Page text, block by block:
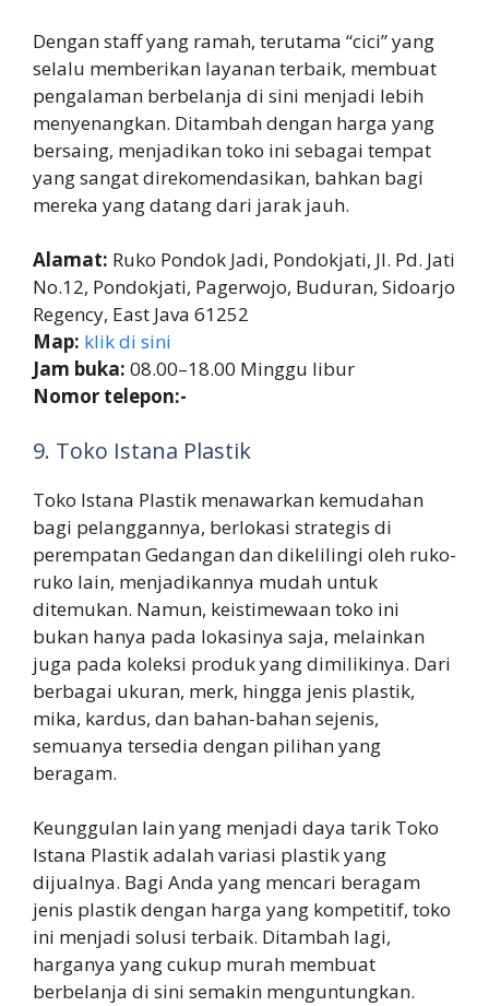
Dengan staff yang ramah, terutama “cici” yang
selalu memberikan layanan terbaik, membuat
pengalaman berbelanja di sini menjadi lebih
menyenangkan. Ditambah dengan harga yang
bersaing, menjadikan toko ini sebagai tempat
yang sangat direkomendasikan, bahkan bagi
mereka yang datang dari jarak jauh.
Alamat: Ruko Pondok Jadi, Pondokjati, Jl. Pd. Jati
No.12, Pondokjati, Pagerwojo, Buduran, Sidoarjo
Regency, East Java 61252
Map: klik di sini
Jam buka: 08.00–18.00 Minggu libur
Nomor telepon:-
9. Toko Istana Plastik
Toko Istana Plastik menawarkan kemudahan
bagi pelanggannya, berlokasi strategis di
perempatan Gedangan dan dikelilingi oleh ruko-
ruko lain, menjadikannya mudah untuk
ditemukan. Namun, keistimewaan toko ini
bukan hanya pada lokasinya saja, melainkan
juga pada koleksi produk yang dimilikinya. Dari
berbagai ukuran, merk, hingga jenis plastik,
mika, kardus, dan bahan-bahan sejenis,
semuanya tersedia dengan pilihan yang
beragam.
Keunggulan lain yang menjadi daya tarik Toko
Istana Plastik adalah variasi plastik yang
dijualnya. Bagi Anda yang mencari beragam
jenis plastik dengan harga yang kompetitif, toko
ini menjadi solusi terbaik. Ditambah lagi,
harganya yang cukup murah membuat
berbelanja di sini semakin menguntungkan.